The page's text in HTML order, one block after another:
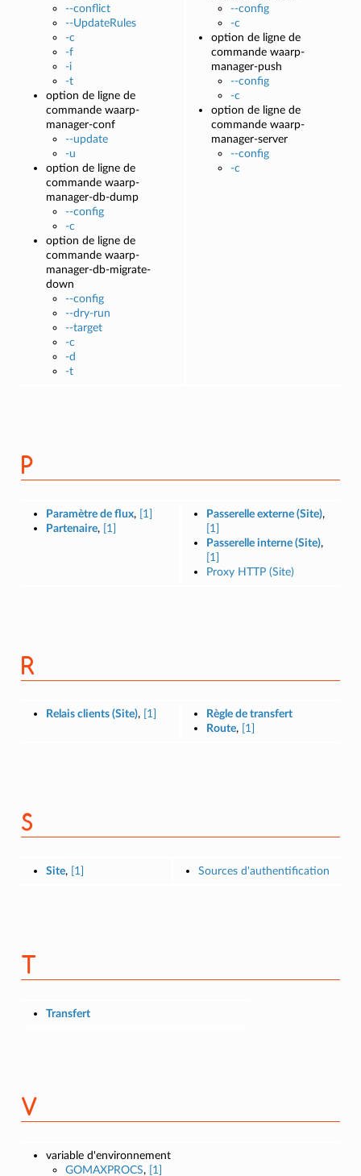
--conflict
--UpdateRules
-c
-f
-i
-t
option de ligne de
commande waarp-
manager-conf
--update
-u
option de ligne de
commande waarp-
manager-db-dump
--config
-c
option de ligne de
commande waarp-
manager-db-migrate-
down
--config
--dry-run
--target
-c
-d
-t
--config
-c
option de ligne de
commande waarp-
manager-push
--config
-c
option de ligne de
commande waarp-
manager-server
--config
-c
P
Paramètre de flux, [1]
Partenaire, [1]
Passerelle externe (Site),
[1]
Passerelle interne (Site),
[1]
Proxy HTTP (Site)
R
Relais clients (Site), [1]
Règle de transfert
Route, [1]
S
Site, [1] Sources d'authentification
T
Transfert
V
variable d'environnement
GOMAXPROCS, [1]